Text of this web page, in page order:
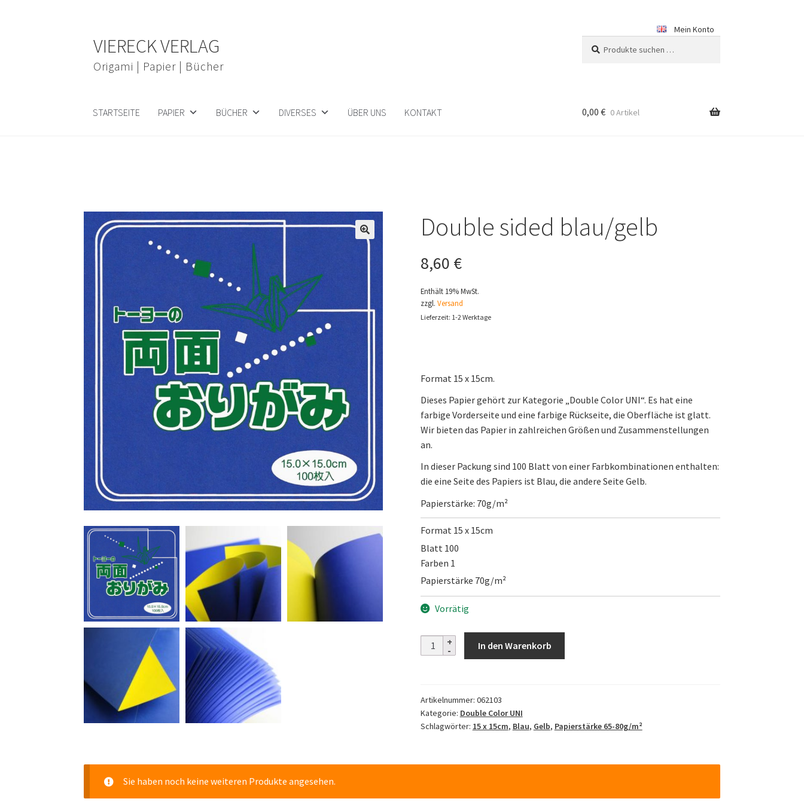
Navigation
springen
Inhalt
springen
VIERECK VERLAG
Origami | Papier | Bücher
Mein Konto
nach:
STARTSEITE PAPIER BÜCHER DIVERSES ÜBER UNS KONTAKT 0,00 € 0 Artikel
🔍
Double sided blau/gelb
8,60 €
Enthält 19% MwSt.
zzgl. Versand
Lieferzeit: 1-2 Werktage
Format 15 x 15cm.
Dieses Papier gehört zur Kategorie „Double Color UNI“. Es hat eine
farbige Vorderseite und eine farbige Rückseite, die Oberfläche ist glatt.
Wir bieten das Papier in zahlreichen Größen und Zusammenstellungen
an.
In dieser Packung sind 100 Blatt von einer Farbkombinationen enthalten:
die eine Seite des Papiers ist Blau, die andere Seite Gelb.
Papierstärke: 70g/m²
Format 15 x 15cm
Blatt 100
Farben 1
Papierstärke 70g/m²
Vorrätig
Double
sided
In den Warenkorb
Artikelnummer: 062103
Kategorie: Double Color UNI
Schlagwörter: 15 x 15cm, Blau, Gelb, Papierstärke 65-80g/m²
Sie haben noch keine weiteren Produkte angesehen.